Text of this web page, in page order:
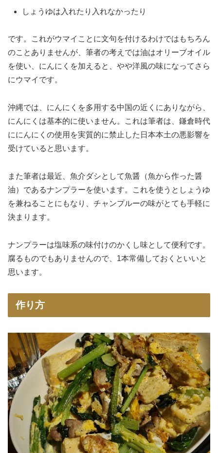
しょうゆは入れたり入れなかったり
です。これがウマイことに文句を付けるわけではもちろん
のことありませんが、筆者の考えでは油はオリーブオイル
を使い、にんにくを加えると、やや洋風の味になってさら
にウマイです。
沖縄では、にんにくを多用する中国の近くにありながら、
にんにくは基本的に使いません。これは筆者は、鎌倉時代
ににんにくの使用を実質的に禁止した日本本土の悪影響を
受けていると思います。
また筆者は最近、魚介ダシとして魚醤（魚から作った醤
油）であるナンプラーを使います。これを使うとしょうゆ
を兼ねることにもなり、チャンプルーの味がとても手軽に
決まります。
ナンプラーは塩味系の味付けのかくし味として便利です。
腐るものでもありませんので、1本常備しておくといいと
思います。
作り方